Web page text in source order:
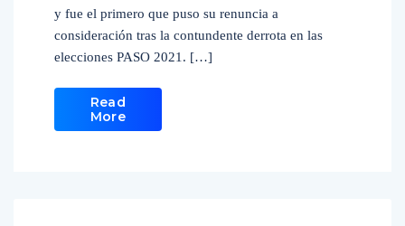
y fue el primero que puso su renuncia a
consideración tras la contundente derrota en las
elecciones PASO 2021. […]
Read
More